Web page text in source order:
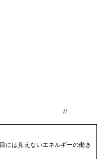
//
には見えないエネルギーの働き